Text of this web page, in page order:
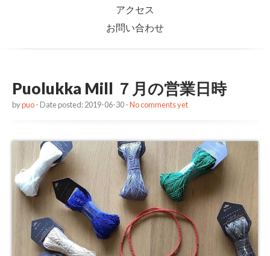
アクセス
お問い合わせ
Puolukka Mill ７月の営業日時
bypuo- Date posted: 2019-06-30 -No comments yet